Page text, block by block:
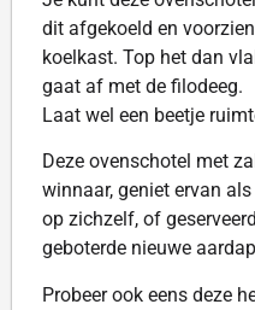
dit afgekoeld en
koelkast. Top het dan
gaat af met de filodeeg.
Laat wel een beetje
Deze ovenschotel met
winnaar, geniet ervan
op zichzelf, of
geboterde nieuwe
Probeer ook eens deze